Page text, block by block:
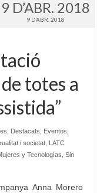
9 D’ABR. 2018
9 D’ABR. 2018
totes a
Destacats Eventos
i societat LATC
y Tecnologías Sin
Anna Morero